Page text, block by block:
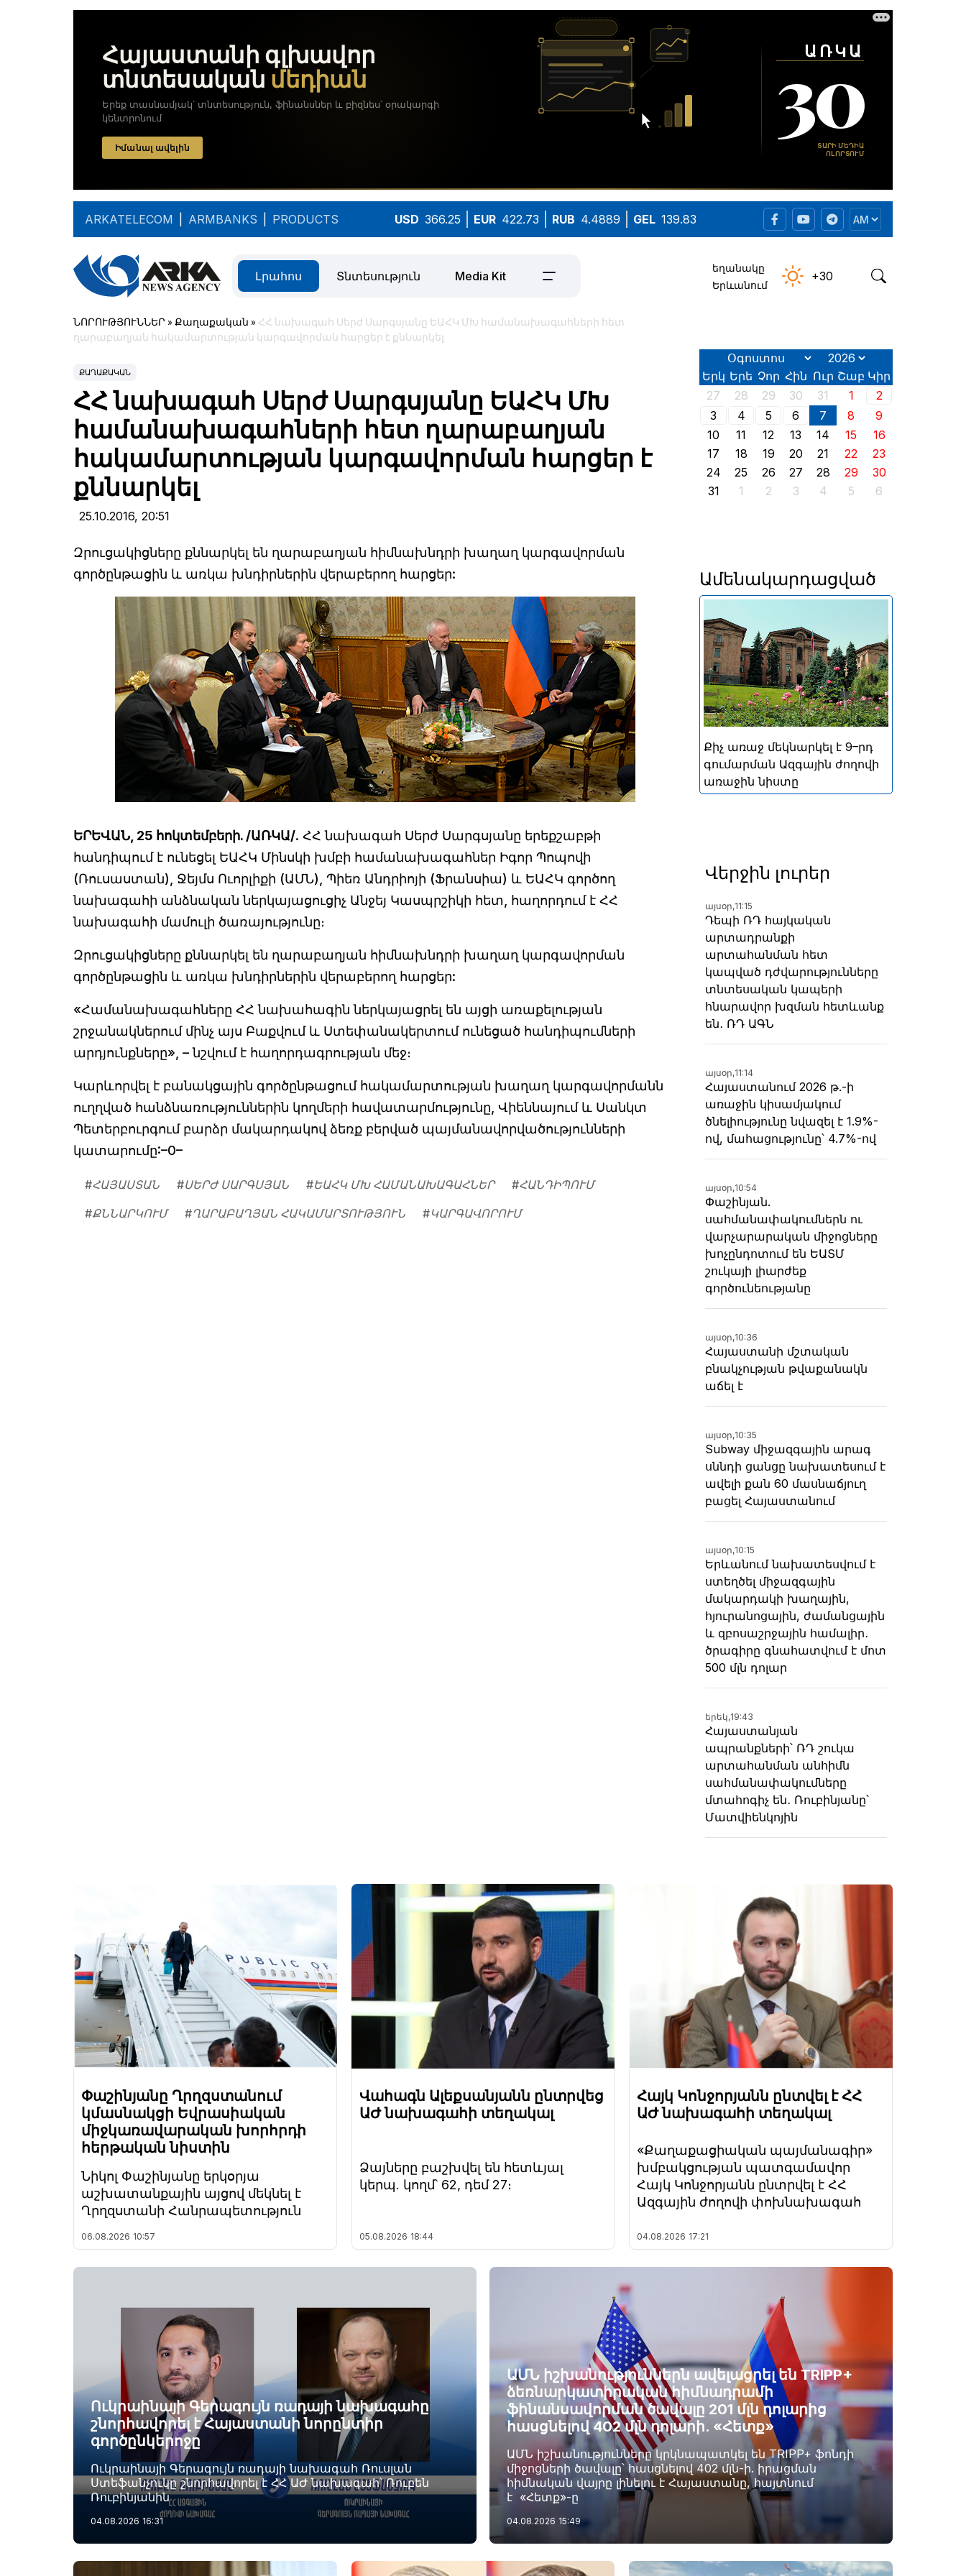
ARKATELECOM ARMBANKS PRODUCTS USD 366.25 EUR 422.73 RUB 4.4889 GEL 139.83
Լրահոս Տնտեսություն Media Kit
եղանակը
Երևանում
+30
ՆՈՐՈՒԹՅՈՒՆՆԵՐ » Քաղաքական » ՀՀ նախագահ Սերժ Սարգսյանը ԵԱՀԿ ՄԽ համանախագահների հետ
ղարաբաղյան հակամարտության կարգավորման հարցեր է քննարկել
ՔԱՂԱՔԱԿԱՆ
ՀՀ նախագահ Սերժ Սարգսյանը ԵԱՀԿ ՄԽ
համանախագահների հետ ղարաբաղյան
հակամարտության կարգավորման հարցեր է
քննարկել
25.10.2016, 20:51
Զրուցակիցները քննարկել են ղարաբաղյան հիմնախնդրի խաղաղ կարգավորման
գործընթացին և առկա խնդիրներին վերաբերող հարցեր:
ԵՐԵՎԱՆ, 25 հոկտեմբերի. /ԱՌԿԱ/. ՀՀ նախագահ Սերժ Սարգսյանը երեքշաբթի
հանդիպում է ունեցել ԵԱՀԿ Մինսկի խմբի համանախագահներ Իգոր Պոպովի
(Ռուսաստան), Ջեյմս Ուորլիքի (ԱՄՆ), Պիեռ Անդրիոյի (Ֆրանսիա) և ԵԱՀԿ գործող
նախագահի անձնական ներկայացուցիչ Անջեյ Կասպրշիկի հետ, հաղորդում է ՀՀ
նախագահի մամուլի ծառայությունը։
Զրուցակիցները քննարկել են ղարաբաղյան հիմնախնդրի խաղաղ կարգավորման
գործընթացին և առկա խնդիրներին վերաբերող հարցեր:
«Համանախագահները ՀՀ նախահագին ներկայացրել են այցի առաքելության
շրջանակներում մինչ այս Բաքվում և Ստեփանակերտում ունեցած հանդիպումների
արդյունքները», – նշվում է հաղորդագրության մեջ։
Կարևորվել է բանակցային գործընթացում հակամարտության խաղաղ կարգավորմանն
ուղղված հանձնառություններին կողմերի հավատարմությունը, Վիեննայում և Սանկտ
Պետերբուրգում բարձր մակարդակով ձեռք բերված պայմանավորվածությունների
կատարումը:–0–
#ՀԱՅԱՍՏԱՆ #ՍԵՐԺ ՍԱՐԳՍՅԱՆ #ԵԱՀԿ ՄԽ ՀԱՄԱՆԱԽԱԳԱՀՆԵՐ #ՀԱՆԴԻՊՈՒՄ
#ՔՆՆԱՐԿՈՒՄ #ՂԱՐԱԲԱՂՅԱՆ ՀԱԿԱՄԱՐՏՈՒԹՅՈՒՆ #ԿԱՐԳԱՎՈՐՈՒՄ
Երկ Երե Չոր Հին Ուր Շաբ Կիր
27
28 29 30 31 1
2
3
4 5 6 7 8
9
10
11 12 13 14 15
16
17
18 19 20 21 22
23
24
25 26 27 28 29
30
31
1 2 3 4 5 6
Ամենակարդացված
2-ին, իր աշխատանքն է սկսել
2026 թվականի հունիսի 7-ին
կայացած հերթական
խորհրդարանական
ընտրությունների
արդյունքներով ձևավորված
Հայաստանի 9-րդ գումարման
Ազգային ժողովի առաջին
նիստը
Քիչ առաջ մեկնարկել է 9–րդ
գումարման Ազգային ժողովի
առաջին նիստը
Վերջին լուրեր
այսօր,11:15
Դեպի ՌԴ հայկական
արտադրանքի
արտահանման հետ
կապված դժվարությունները
տնտեսական կապերի
հնարավոր խզման հետևանք
են․ ՌԴ ԱԳՆ
այսօր,11:14
Հայաստանում 2026 թ.-ի
առաջին կիսամյակում
ծնելիությունը նվազել է 1.9%-
ով, մահացությունը՝ 4.7%-ով
այսօր,10:54
Փաշինյան.
սահմանափակումներն ու
վարչարարական միջոցները
խոչընդոտում են ԵԱՏՄ
շուկայի լիարժեք
գործունեությանը
այսօր,10:36
Հայաստանի մշտական
բնակչության թվաքանակն
աճել է
այսօր,10:35
Subway միջազգային արագ
սննդի ցանցը նախատեսում է
ավելի քան 60 մասնաճյուղ
բացել Հայաստանում
այսօր,10:15
Երևանում նախատեսվում է
ստեղծել միջազգային
մակարդակի խաղային,
հյուրանոցային, ժամանցային
և զբոսաշրջային համալիր․
ծրագիրը գնահատվում է մոտ
500 մլն դոլար
երեկ,19:43
Հայաստանյան
ապրանքների՝ ՌԴ շուկա
արտահանման անհիմն
սահմանափակումները
մտահոգիչ են․ Ռուբինյանը՝
Մատվիենկոյին
Փաշինյանը Ղրղզստանում
կմասնակցի Եվրասիական
միջկառավարական խորհրդի
հերթական նիստին
Նիկոլ Փաշինյանը երկօրյա
աշխատանքային այցով մեկնել է
Ղրղզստանի Հանրապետություն
06.08.2026 10:57
Վահագն Ալեքսանյանն ընտրվեց
ԱԺ նախագահի տեղակալ
Ձայները բաշխվել են հետևյալ
կերպ. կողմ՝ 62, դեմ 27։
05.08.2026 18:44
Հայկ Կոնջորյանն ընտվել է ՀՀ
ԱԺ նախագահի տեղակալ
«Քաղաքացիական պայմանագիր»
խմբակցության պատգամավոր
Հայկ Կոնջորյանն ընտրվել է ՀՀ
Ազգային ժողովի փոխնախագահ
04.08.2026 17:21
Ուկրաինայի Գերագույն ռադայի նախագահը
շնորհավորել է Հայաստանի նորընտիր
գործընկերոջը
Ուկրաինայի Գերագույն ռադայի նախագահ Ռուսլան
Ստեֆանչուկը շնորհավորել է ՀՀ ԱԺ նախագահ՝ Ռուբեն
Ռուբինյանին
04.08.2026 16:31
ԱՄՆ իշխանություններն ավելացրել են TRIPP+
ձեռնարկատիրական հիմնադրամի
ֆինանսավորման ծավալը 201 մլն դոլարից
հասցնելով 402 մլն դոլարի. «Հետք»
ԱՄՆ իշխանությունները կրկնապատկել են TRIPP+ ֆոնդի
միջոցների ծավալը՝ հասցնելով 402 մլն-ի. իրացման
հիմնական վայրը լինելու է Հայաստանը, հայտնում
է «Հետք»-ը
04.08.2026 15:49